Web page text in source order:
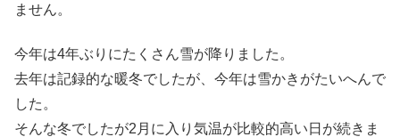
ません。
今年は4年ぶりにたくさん雪が降りました。
去年は記録的な暖冬でしたが、今年は雪かきがたいへんで
した。
そんな冬でしたが2月に入り気温が比較的高い日が続きま